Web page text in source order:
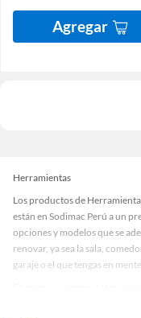
Agregar
Herramientas
Los productos de
están en Sodimac Perú a un
opciones y modelos que se
renovar, ya sea la sala,
garaje o el que tengas en
medidas, colores y demás